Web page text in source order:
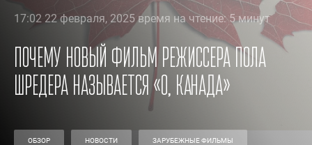
17:02 22 февраля, 2025 время на чтение: 5 минут
Почему новый фильм режиссера Пола
Шредера называется «О, Канада»
ОБЗОР НОВОСТИ ЗАРУБЕЖНЫЕ ФИЛЬМЫ